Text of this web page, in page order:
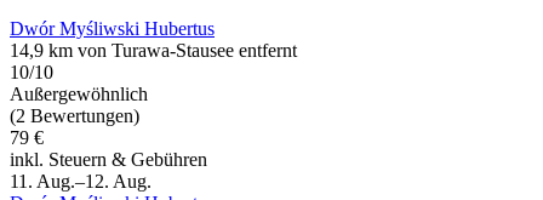
Dwór Myśliwski Hubertus
14,9 km von Turawa-Stausee entfernt
10/10
Außergewöhnlich
(2 Bewertungen)
79 €
inkl. Steuern & Gebühren
11. Aug.–12. Aug.